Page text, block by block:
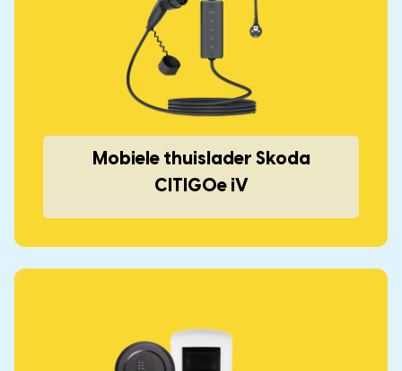
Mobiele thuislader Skoda
CITIGOe iV